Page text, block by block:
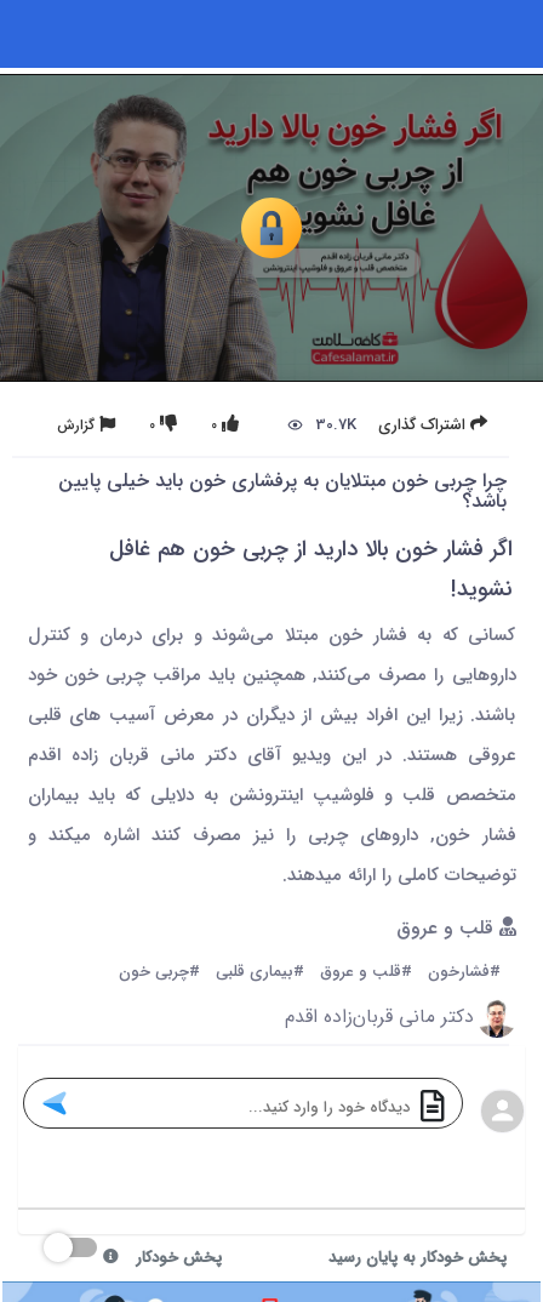
اشتراک گذاری 30.7K گزارش 0 0
چرا چربی خون مبتلایان به پرفشاری خون باید خیلی پایین
باشد؟
اگر فشار خون بالا دارید از چربی خون هم غافل
نشوید!
کسانی که به فشار خون مبتلا می‌شوند و برای درمان و کنترل
داروهایی را مصرف می‌کنند, همچنین باید مراقب چربی خون خود
باشند. زیرا این افراد بیش از دیگران در معرض آسیب های قلبی
عروقی هستند. در این ویدیو آقای دکتر مانی قربان زاده اقدم
متخصص قلب و فلوشیپ اینترونشن به دلایلی که باید بیماران
فشار خون, داروهای چربی را نیز مصرف کنند اشاره میکند و
توضیحات کاملی را ارائه میدهند.
قلب و عروق
#فشارخون #قلب و عروق #بیماری قلبی #چربی خون
دکتر مانی قربان‌زاده اقدم
پخش خودکار به پایان رسید پخش خودکار